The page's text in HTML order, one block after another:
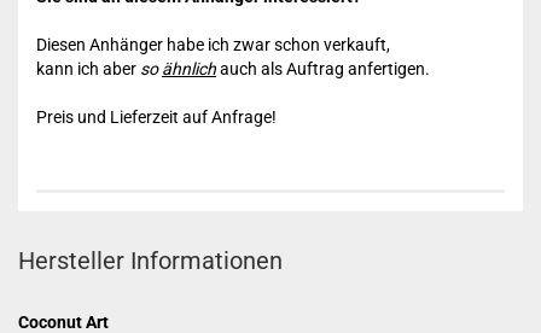
Diesen Anhänger habe ich zwar schon verkauft,
kann ich aber soähnlichauch als Auftrag anfertigen.
Preis und Lieferzeit auf Anfrage!
Hersteller Informationen
Coconut Art